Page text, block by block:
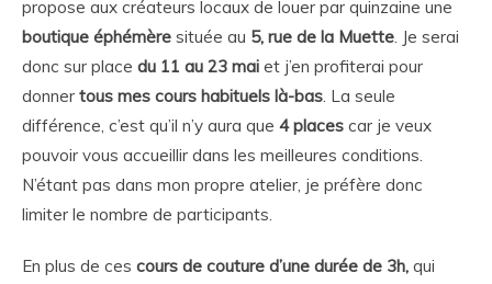
propose aux créateurs locaux de louer par quinzaine une
boutique éphémère située au 5, rue de la Muette. Je serai
donc sur place du 11 au 23 mai et j’en profiterai pour
donner tous mes cours habituels là-bas. La seule
différence, c’est qu’il n’y aura que 4 places car je veux
pouvoir vous accueillir dans les meilleures conditions.
N’étant pas dans mon propre atelier, je préfère donc
limiter le nombre de participants.
En plus de ces cours de couture d’une durée de 3h, qui